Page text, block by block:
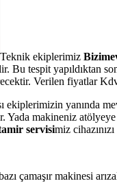
Teknik ekiplerimiz
Bu tespit yapıldıktan
Verilen fiyatlar
ekiplerimizin yanında
makineniz
servisimiz
çamaşır makinesi